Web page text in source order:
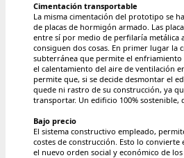
Cimentación transportable
La misma cimentación del prototipo se
de placas de hormigón armado. Las
entre sí por medio de perfilaría metálica
consiguen dos cosas. En primer lugar la
subterránea que permite el
el calentamiento del aire de ventilación
permite que, si se decide desmontar el
quede ni rastro de su construcción, ya
transportar. Un edificio 100% sostenible,
Bajo precio
El sistema constructivo empleado,
costes de construcción. Esto lo
el nuevo orden social y económico de